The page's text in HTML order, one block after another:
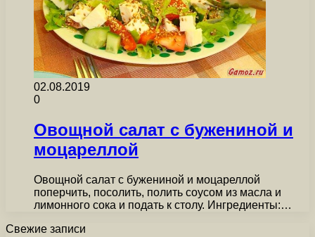
02.08.2019
0
Овощной салат с бужениной и
моцареллой
Овощной салат с бужениной и моцареллой
поперчить, посолить, полить соусом из масла и
лимонного сока и подать к столу. Ингредиенты:…
Свежие записи